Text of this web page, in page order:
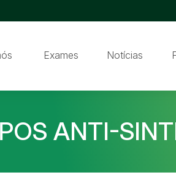
Exames Notícias
ANTI-